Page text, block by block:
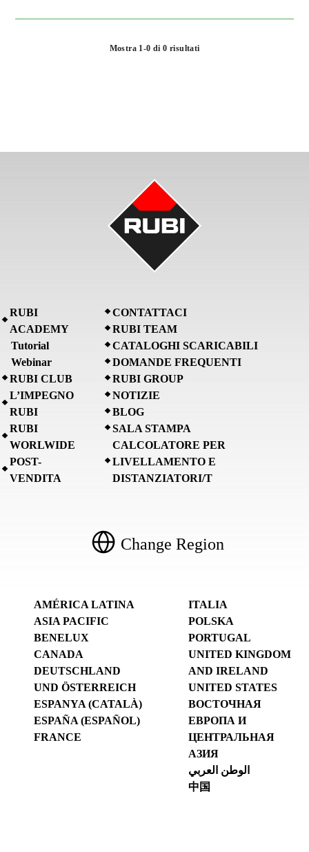
Mostra 1-0 di 0 risultati
RUBI
ACADEMY
Tutorial
Webinar
RUBI CLUB
L’IMPEGNO
RUBI
RUBI
WORLWIDE
POST-
VENDITA
CONTATTACI
RUBI TEAM
CATALOGHI SCARICABILI
DOMANDE FREQUENTI
RUBI GROUP
NOTIZIE
BLOG
SALA STAMPA
CALCOLATORE PER
LIVELLAMENTO E
DISTANZIATORI/T
Change Region
AMÉRICA LATINA
ASIA PACIFIC
BENELUX
CANADA
DEUTSCHLAND
UND ÖSTERREICH
ESPANYA (CATALÀ)
ESPAÑA (ESPAÑOL)
FRANCE
ITALIA
POLSKA
PORTUGAL
UNITED KINGDOM
AND IRELAND
UNITED STATES
ВОСТОЧНАЯ
ЕВРОПА И
ЦЕНТРАЛЬНАЯ
АЗИЯ
الوطن العربي
中国